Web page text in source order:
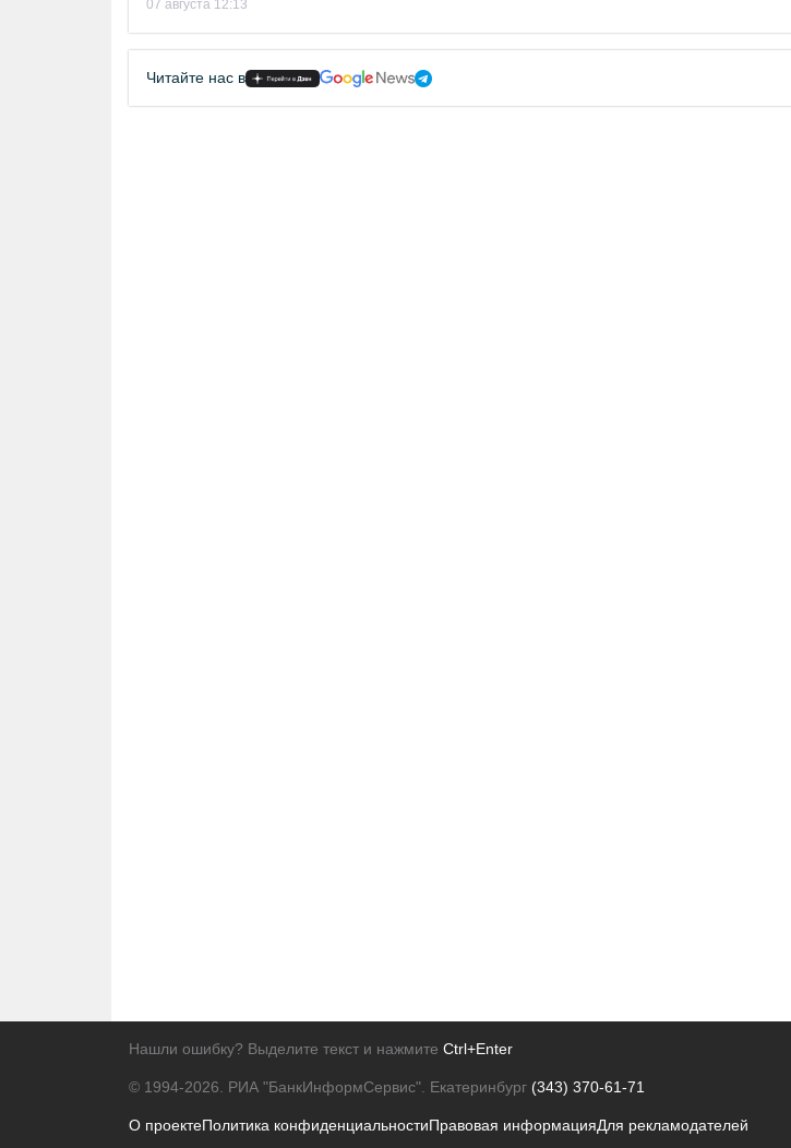
07 августа 12:13
Читайте нас в
Нашли ошибку? Выделите текст и нажмите Ctrl+Enter
© 1994-2026. РИА "БанкИнформСервис". Екатеринбург (343) 370-61-71
О проектеПолитика конфиденциальностиПравовая информацияДля рекламодателей